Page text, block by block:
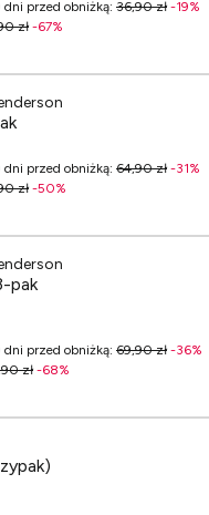
dni przed obniżką: 36,90 zł -19%
zł -67%
dni przed obniżką: 64,90 zł -31%
zł -50%
pak
dni przed obniżką: 69,90 zł -36%
zł -68%
za min. 349 zł